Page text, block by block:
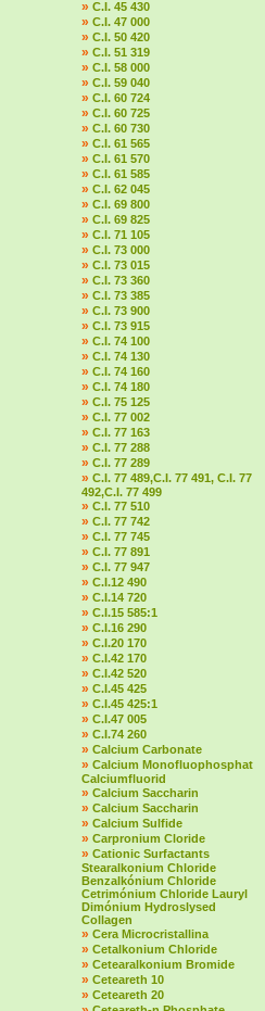
» C.I. 45 430
» C.I. 47 000
» C.I. 50 420
» C.I. 51 319
» C.I. 58 000
» C.I. 59 040
» C.I. 60 724
» C.I. 60 725
» C.I. 60 730
» C.I. 61 565
» C.I. 61 570
» C.I. 61 585
» C.I. 62 045
» C.I. 69 800
» C.I. 69 825
» C.I. 71 105
» C.I. 73 000
» C.I. 73 015
» C.I. 73 360
» C.I. 73 385
» C.I. 73 900
» C.I. 73 915
» C.I. 74 100
» C.I. 74 130
» C.I. 74 160
» C.I. 74 180
» C.I. 75 125
» C.I. 77 002
» C.I. 77 163
» C.I. 77 288
» C.I. 77 289
» C.I. 77 489,C.I. 77 491, C.I. 77
492,C.I. 77 499
» C.I. 77 510
» C.I. 77 742
» C.I. 77 745
» C.I. 77 891
» C.I. 77 947
» C.I.12 490
» C.I.14 720
» C.I.15 585:1
» C.I.16 290
» C.I.20 170
» C.I.42 170
» C.I.42 520
» C.I.45 425
» C.I.45 425:1
» C.I.47 005
» C.I.74 260
» Calcium Carbonate
» Calcium Monofluophosphat
Calciumfluorid
» Calcium Saccharin
» Calcium Saccharin
» Calcium Sulfide
» Carpronium Cloride
» Cationic Surfactants
Stearalkonium Chloride
Benzalkónium Chloride
Cetrimónium Chloride Lauryl
Dimónium Hydroslysed
Collagen
» Cera Microcristallina
» Cetalkonium Chloride
» Cetearalkonium Bromide
» Ceteareth 10
» Ceteareth 20